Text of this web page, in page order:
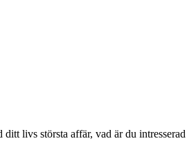
livs största affär, vad är du intresserad